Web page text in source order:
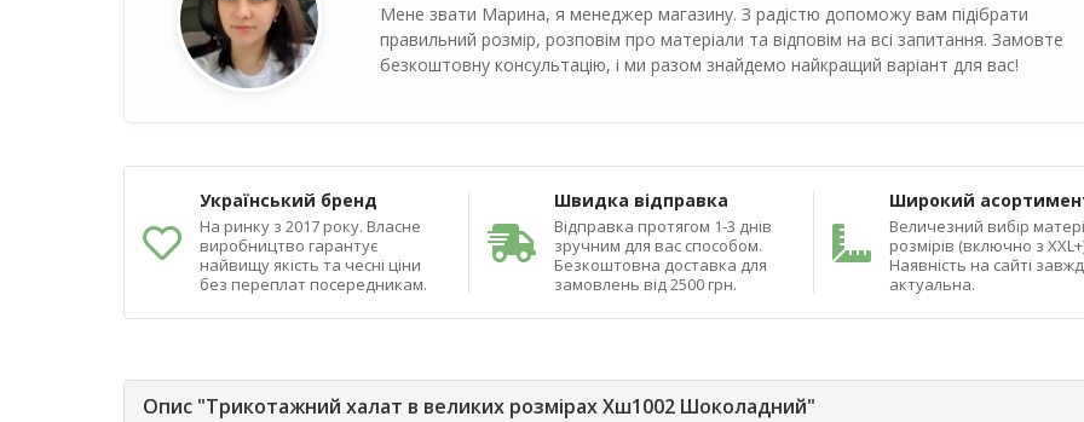
Мене звати Марина, я менеджер магазину. З радістю допоможу вам підібрати
правильний розмір, розповім про матеріали та відповім на всі запитання. Замовте
безкоштовну консультацію, і ми разом знайдемо найкращий варіант для вас!
Український бренд
На ринку з 2017 року. Власне
виробництво гарантує
найвищу якість та чесні ціни
без переплат посередникам.
Швидка відправка
Відправка протягом 1-3 днів
зручним для вас способом.
Безкоштовна доставка для
замовлень від 2500 грн.
Широкий
Величезний вибір
розмірів (включно з
Наявність на сайті
актуальна.
Опис "Трикотажний халат в великих розмірах Хш1002 Шоколадний"